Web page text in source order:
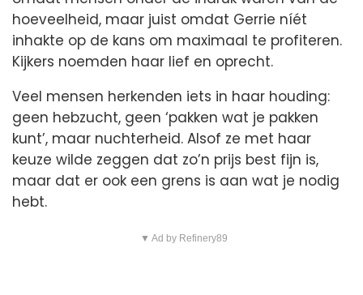
hoeveelheid, maar juist omdat Gerrie níét
inhakte op de kans om maximaal te profiteren.
Kijkers noemden haar lief en oprecht.
Veel mensen herkenden iets in haar houding:
geen hebzucht, geen ‘pakken wat je pakken
kunt’, maar nuchterheid. Alsof ze met haar
keuze wilde zeggen dat zo’n prijs best fijn is,
maar dat er ook een grens is aan wat je nodig
hebt.
▼ Ad by Refinery89